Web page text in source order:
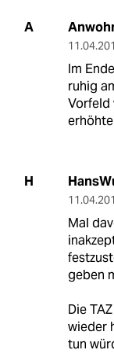
A
Im
ruhig
Vorfeld
H
Mal
geben
Die
wieder
tun